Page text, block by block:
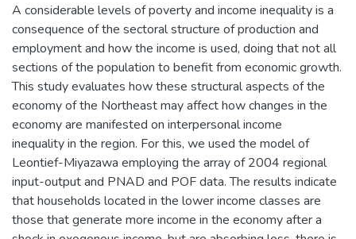
A considerable levels of poverty and income inequality is a
consequence of the sectoral structure of production and
employment and how the income is used, doing that not all
sections of the population to benefit from economic growth.
This study evaluates how these structural aspects of the
economy of the Northeast may affect how changes in the
economy are manifested on interpersonal income
inequality in the region. For this, we used the model of
Leontief-Miyazawa employing the array of 2004 regional
input-output and PNAD and POF data. The results indicate
that households located in the lower income classes are
those that generate more income in the economy after a